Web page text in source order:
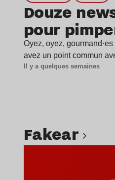
Douze
pour
Oyez, oyez,
avez un point commun
Il y a quelques semaines
Fakear